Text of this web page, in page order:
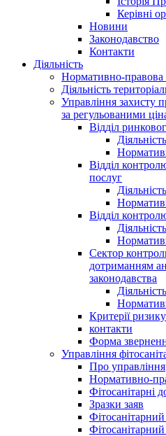
Керівні
Новини
Законодавство
Контакти
Діяльність
Нормативно-правова
Діяльність
Управління захисту
за регульованими
Відділ
Відділ
послуг
Відділ
Сектор
дотриманням
законодавства
Критерії ризику
контакти
Форма
Управління
Про управління
Нормативно-
Фітосанітарні
Зразки заяв
Фітосанітарний
Фітосанітарний